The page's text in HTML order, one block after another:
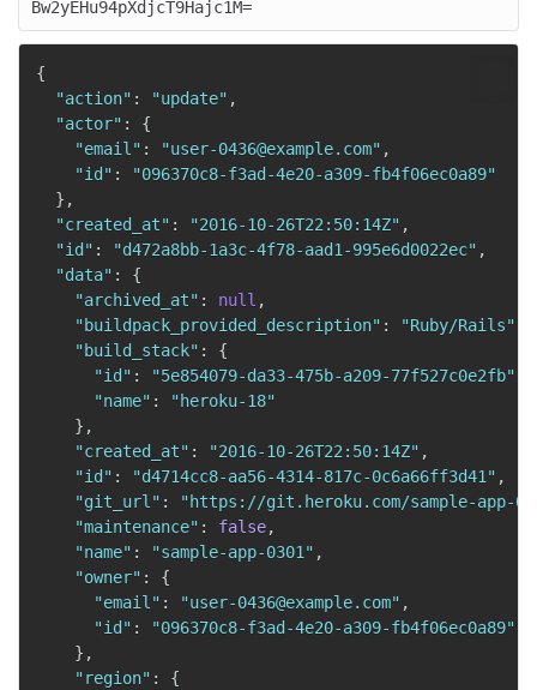
Bw2yEHu94pXdjcT9Hajc1M=
{
"action" : "update" ,
"actor" :
{
"email" : "user-0436@example.com" ,
"id" :
"096370c8-f3ad-4e20-a309-fb4f06ec0a89"
} ,
"created_at" : "2016-10-26T22:50:14Z" ,
"id" : "d472a8bb-1a3c-4f78-aad1-995e6d0022ec" ,
"data" :
{
"archived_at" : null ,
"buildpack_provided_description" : "Ruby/Rails"
"build_stack" :
{
"id" : "5e854079-da33-475b-a209-77f527c0e2fb"
"name" :
"heroku-18"
} ,
"created_at" : "2016-10-26T22:50:14Z" ,
"id" : "d4714cc8-aa56-4314-817c-0c6a66ff3d41" ,
"git_url" :
"https://git.heroku.com/sample-app-
"maintenance" : false,
"name" : "sample-app-0301" ,
"owner" :
{
"email" : "user-0436@example.com" ,
"id" :
"096370c8-f3ad-4e20-a309-fb4f06ec0a89"
} ,
"region" :
{